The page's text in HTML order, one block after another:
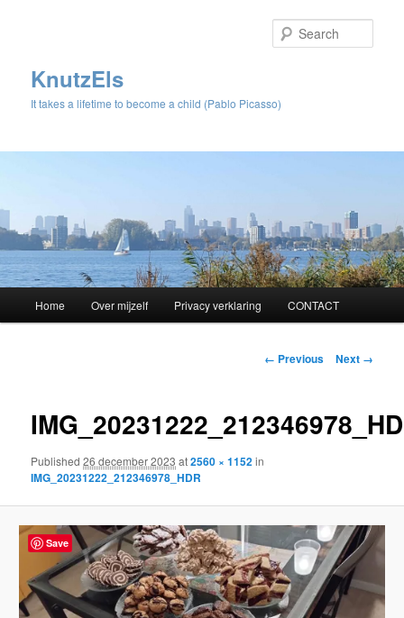
KnutzEls
It takes a lifetime to become a child (Pablo Picasso)
Skip
content
Home Over mijzelf Privacy verklaring CONTACT
Image
← Previous Next →
Published26 december 2023 at2560 × 1152in
IMG_20231222_212346978_HDR
Save